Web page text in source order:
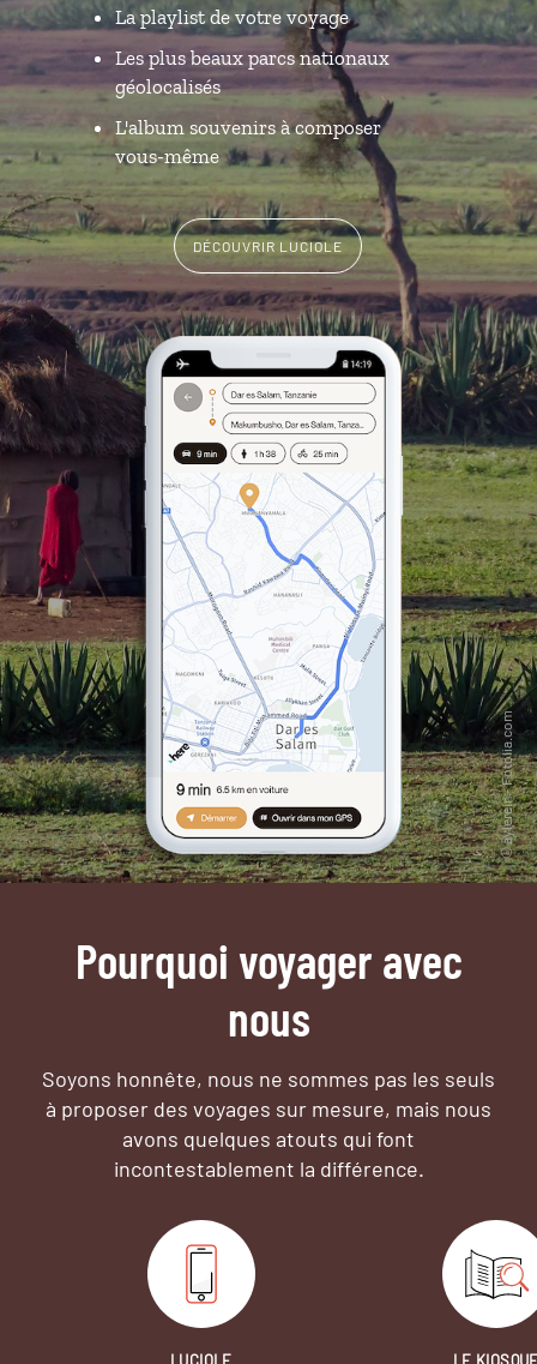
La playlist de votre voyage
Les plus beaux parcs nationaux
géolocalisés
L'album souvenirs à composer
vous-même
DÉCOUVRIR LUCIOLE
Pourquoi voyager avec
nous
Soyons honnête, nous ne sommes pas les seuls
à proposer des voyages sur mesure, mais nous
avons quelques atouts qui font
incontestablement la différence.
LUCIOLE
LE